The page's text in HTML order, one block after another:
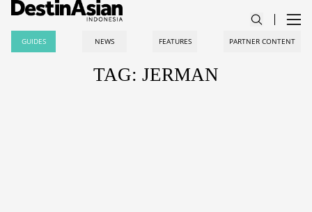
GUIDES NEWS FEATURES PARTNER CONTENT
TAG: JERMAN